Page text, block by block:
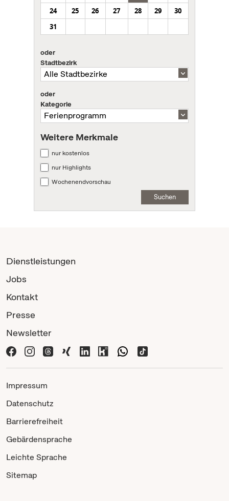
24
25 26 27 28 29
30
31
oder
Stadtbezirk
oder
Kategorie
Weitere Merkmale
nur kostenlos
nur Highlights
Wochenendvorschau
Suchen
Dienstleistungen
Jobs
Kontakt
Presse
Newsletter
Impressum
Datenschutz
Barrierefreiheit
Gebärdensprache
Leichte Sprache
Sitemap